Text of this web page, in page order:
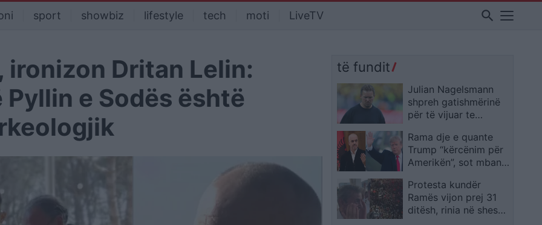
sport showbiz lifestyle tech moti LiveTV search
ironizon Dritan Lelin:
e Sodës është
të fundit
Julian Nagelsmann
shpreh gatishmërinë
për të vijuar te
tronditëse ndaj
Paraguait
Rama dje e quante
Trump “kërcënim për
Amerikën”, sot mban
protestave 31-ditore
Protesta kundër
Ramës vijon prej 31
ditësh, rinia në shesh